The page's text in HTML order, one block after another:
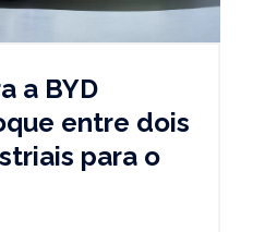
a BYD
entre dois
para o